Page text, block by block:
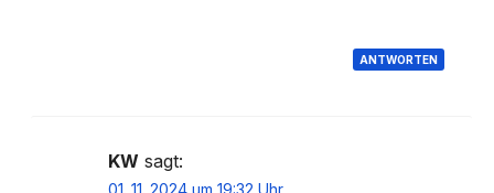
ANTWORTEN
KW sagt:
01. 11. 2024 um 19:32 Uhr